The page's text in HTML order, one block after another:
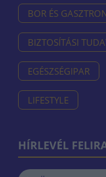
BOR ÉS
BIZTOSÍTÁSI
EGÉSZSÉGIPAR
LIFESTYLE
HÍRLEVÉL